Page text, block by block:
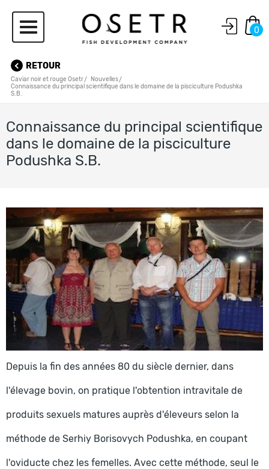
0
RETOUR
Caviar noir et rouge Osetr
Nouvelles
Connaissance du principal scientifique dans le domaine de la pisciculture Podushka
S.B.
Connaissance du principal scientifique
dans le domaine de la pisciculture
Podushka S.B.
Depuis la fin des années 80 du siècle dernier, dans
l'élevage bovin, on pratique l'obtention intravitale de
produits sexuels matures auprès d'éleveurs selon la
méthode de Serhiy Borisovych Podushka, en coupant
l'oviducte chez les femelles. Avec cette méthode, seul le